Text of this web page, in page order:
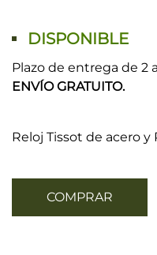
DISPONIBLE
Plazo de entrega de 2
ENVÍO GRATUITO.
Reloj Tissot de acero
COMPRAR